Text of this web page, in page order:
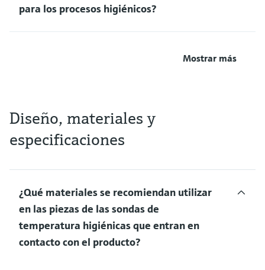
para los procesos higiénicos?
Mostrar más
Diseño, materiales y
especificaciones
¿Qué materiales se recomiendan utilizar
en las piezas de las sondas de
temperatura higiénicas que entran en
contacto con el producto?